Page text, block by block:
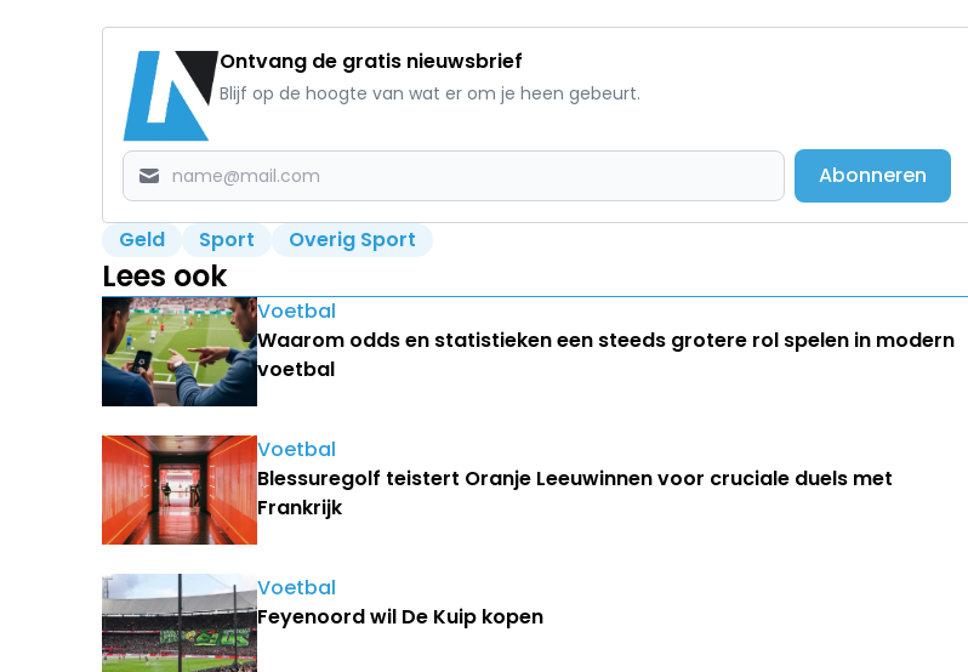
Ontvang de gratis nieuwsbrief
Blijf op de hoogte van wat er om je heen gebeurt.
Abonneren
Geld Sport Overig Sport
Lees ook
Voetbal
Waarom odds en statistieken een steeds grotere rol spelen in modern
voetbal
Voetbal
Blessuregolf teistert Oranje Leeuwinnen voor cruciale duels met
Frankrijk
Voetbal
Feyenoord wil De Kuip kopen